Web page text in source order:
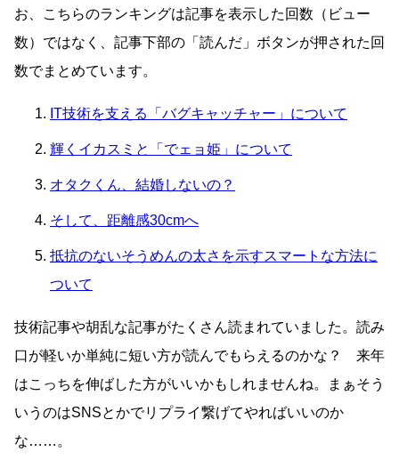
お、こちらのランキングは記事を表示した回数（ビュー
数）ではなく、記事下部の「読んだ」ボタンが押された回
数でまとめています。
IT技術を支える「バグキャッチャー」について
輝くイカスミと「でェョ姫」について
オタクくん、結婚しないの？
そして、距離感30cmへ
抵抗のないそうめんの太さを示すスマートな方法に
ついて
技術記事や胡乱な記事がたくさん読まれていました。読み
口が軽いか単純に短い方が読んでもらえるのかな？ 来年
はこっちを伸ばした方がいいかもしれませんね。まぁそう
いうのはSNSとかでリプライ繋げてやればいいのか
な……。